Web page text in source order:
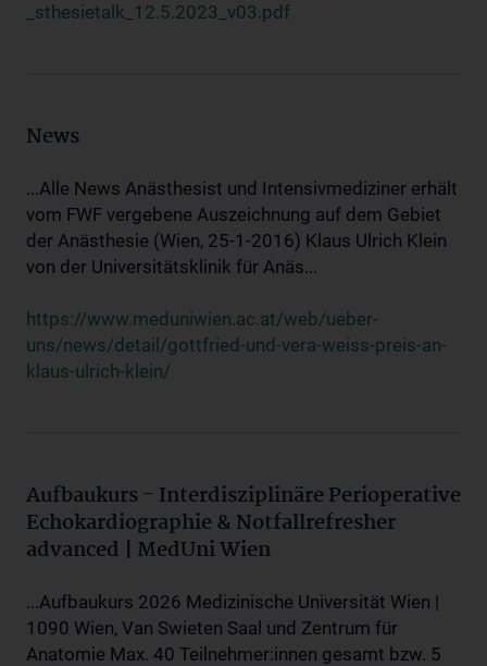
_sthesietalk_12.5.2023_v03.pdf
News
...Alle News Anästhesist und Intensivmediziner erhält
vom FWF vergebene Auszeichnung auf dem Gebiet
der Anästhesie (Wien, 25-1-2016) Klaus Ulrich Klein
von der Universitätsklinik für Anäs...
https://www.meduniwien.ac.at/web/ueber-
uns/news/detail/gottfried-und-vera-weiss-preis-an-
klaus-ulrich-klein/
Aufbaukurs - Interdisziplinäre Perioperative
Echokardiographie & Notfallrefresher
advanced | MedUni Wien
...Aufbaukurs 2026 Medizinische Universität Wien |
1090 Wien, Van Swieten Saal und Zentrum für
Anatomie Max. 40 Teilnehmer:innen gesamt bzw. 5